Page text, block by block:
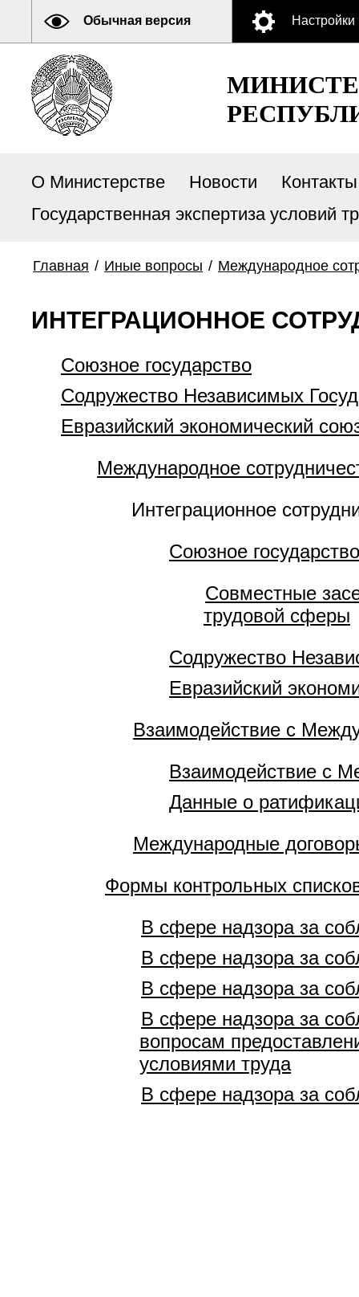
Обычная версия Настройки
О Министерстве Новости
Контакты
Государственная экспертиза условий
Главная / Иные вопросы / Международное
ИНТЕГРАЦИОННОЕ
Союзное государство
Содружество Независимых
Евразийский экономический
Международное
Интеграционное
Союзное государство
Совместные
трудовой сферы
Содружество
Евразийский
Взаимодействие с
Взаимодействие с
Данные о
Международные
Формы контрольных
В сфере надзора за
В сфере надзора за
В сфере надзора за
В сфере надзора за
вопросам
условиями труда
В сфере надзора за